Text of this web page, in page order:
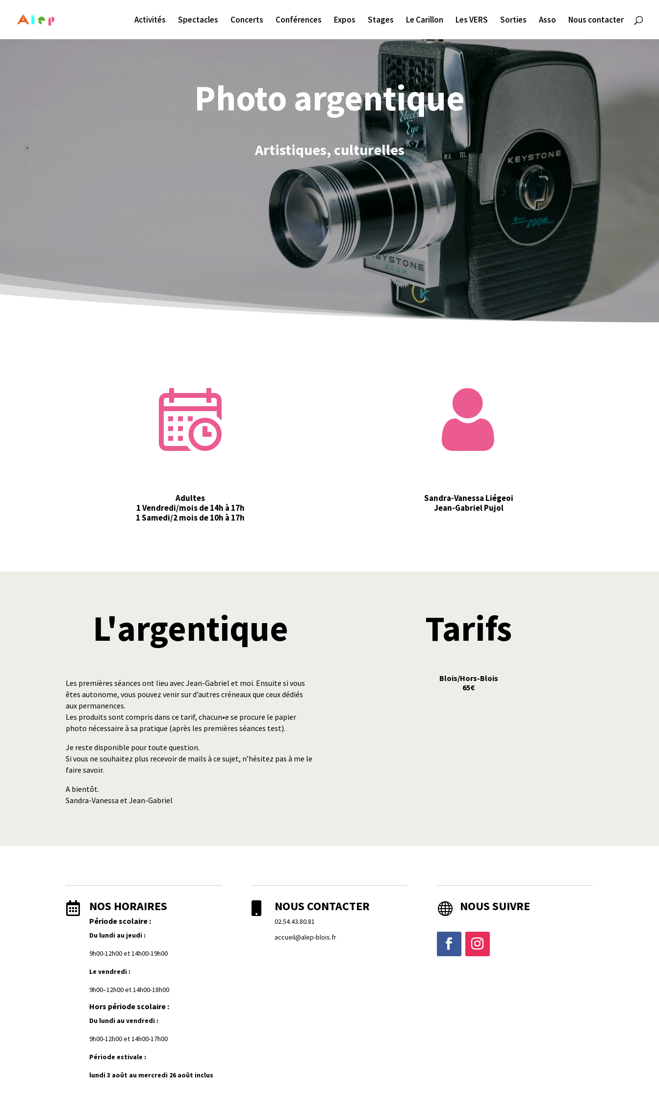
Activités Spectacles Concerts Conférences Expos Stages Le Carillon Les VERS Sorties Asso Nous contacter
Photo argentique
Artistiques, culturelles
Adultes
1 Vendredi/mois de 14h à 17h
1 Samedi/2 mois de 10h à 17h
Sandra-Vanessa Liégeoi
Jean-Gabriel Pujol
L'argentique Tarifs
Les premières séances ont lieu avec Jean-Gabriel et moi. Ensuite si vous
êtes autonome, vous pouvez venir sur d’autres créneaux que ceux dédiés
aux permanences.
Les produits sont compris dans ce tarif, chacun•e se procure le papier
photo nécessaire à sa pratique (après les premières séances test).
Je reste disponible pour toute question.
Si vous ne souhaitez plus recevoir de mails à ce sujet, n’hésitez pas à me le
faire savoir.
A bientôt.
Sandra-Vanessa et Jean-Gabriel
Blois/Hors-Blois
65€
 NOS HORAIRES
Période scolaire :
Du lundi au jeudi :
9h00-12h00 et14h00-19h00
Le vendredi :
9h00–12h00 et 14h00-18h00
Hors période scolaire :
Du lundi au vendredi :
9h00-12h00 et 14h00-17h00
Période estivale :
lundi 3 août au mercredi 26 août inclus
NOUS CONTACTER
02.54.43.80.81
accueil@alep-blois.fr
 NOUS SUIVRE